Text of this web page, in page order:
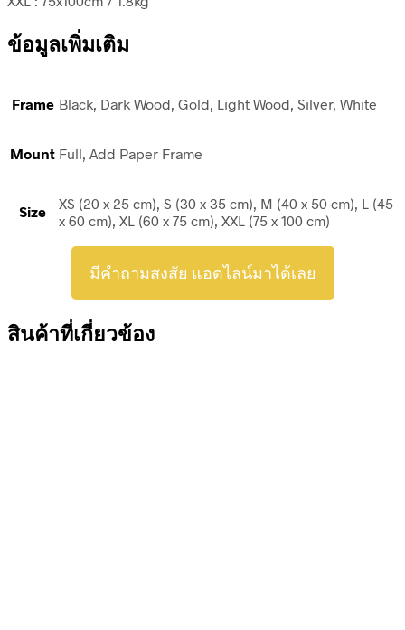
ข้อมูลเพิ่มเติม
Frame Black, Dark Wood, Gold, Light Wood, Silver, White
Mount Full, Add Paper Frame
Size
XS (20 x 25 cm), S (30 x 35 cm), M (40 x 50 cm), L (45
x 60 cm), XL (60 x 75 cm), XXL (75 x 100 cm)
มีคำถามสงสัย แอดไลน์มาได้เลย
สินค้าที่เกี่ยวข้อง